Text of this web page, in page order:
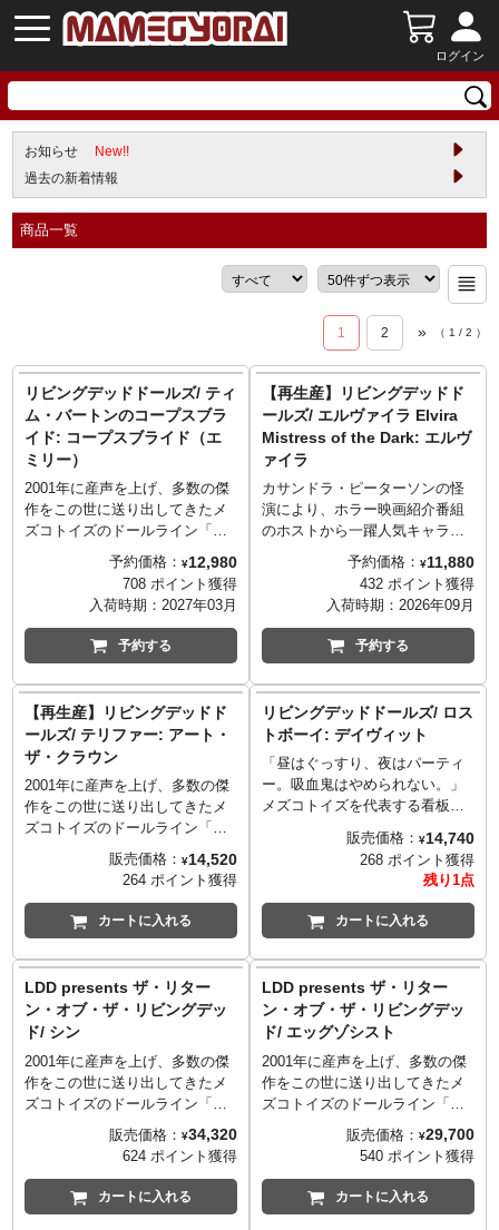
ログイン
お知らせ
New!!
過去の新着情報
商品一覧
1 2 » （ 1 / 2 ）
リビングデッドドールズ/ ティ
ム・バートンのコープスブラ
イド: コープスブライド（エ
ミリー）
2001年に産声を上げ、多数の傑
作をこの世に送り出してきたメ
ズコトイズのドールライン「リ
ビングデッドドールズ」シリー
ズが、ダークファンタジーの巨
匠ティム・バートンによりロシ
アの民話を基に描かれた2005年
の映画『ティム・バートンのコ
ープスブライド』のエミリーと
ェディングドレスから覗くあば
ら骨や白骨化した腕まで、LDD
フォーマットに落とし込みつつ
も見事に表現。その儚げな表情
も素敵です。
予約価格： ¥12,980
708 ポイント獲得
入荷時期： 2027年03月
予約する
【再生産】リビングデッドド
ールズ/ エルヴァイラ Elvira
Mistress of the Dark: エルヴ
ァイラ
カサンドラ・ピーターソンの怪
演により、ホラー映画紹介番組
のホストから一躍人気キャラク
ターとなった「エルヴァイ
ラ」。そのエルヴァイラのリビ
ングデッドドールズが再び！
1988年公開の映画『エルヴァイ
ラ Elvira, Mistress of the Dark』
でのエルヴァイラをLDDフォー
トが入ったドレス、トレードマ
ークのひとつでもある斬新なヘ
アスタイル、心までのぞき込ん
でくるような上目遣いと、妖艶
な姿に見事アレンジ！腰ベルト
には短剣を装備。映画に合わせ
たデザインとなるウィンドウパ
ッケージを採用しているので、
予約価格： ¥11,880
432 ポイント獲得
入荷時期： 2026年09月
予約する
【再生産】リビングデッドド
ールズ/ テリファー: アート・
ザ・クラウン
2001年に産声を上げ、多数の傑
作をこの世に送り出してきたメ
ズコトイズのドールライン「リ
ビングデッドドールズ」シリー
ズ。いまやホラーアイコンの一
人として名を連ねるようになっ
た『テリファー』のアート・
ザ・クラウンが再び登場！白黒
のピエロなコスチュームに身を
包み、邪悪な笑みを浮かべなが
ら対象を見つめるアート・ザ・
クラウンを全高約27センチのド
ール化。全5箇所が可動し、右手
に肉切り包丁を持たせることで
狂気な場面も演出可能！可愛い
スタイルで造形されながらも、
身がすくむような恐ろしさ。ク
ラウンの持つその魅力はLDDに
なっても健在です。
販売価格： ¥14,520
264 ポイント獲得
カートに入れる
リビングデッドドールズ/ ロス
トボーイ: デイヴィット
「昼はぐっすり、夜はパーティ
ー。吸血鬼はやめられない。」
メズコトイズを代表する看板シ
リーズのひとつ「リビングデッ
ドドールズ（LDD）」から、80
年代ロックやファッションなど
のカルチャーも取り入れ、未だ
カルト的人気を誇る1987年のテ
ィーンホラー作品『ロストボー
ー・サザーランドが演じたデイ
ヴィットが登場。お馴染みのラ
イダースジャケットにダスター
コートのブラック・オン・ブラ
ックのレイヤードスタイルはも
ちろん、髭を生やしたその表情
見事に落とし込んだアイテム。
販売価格： ¥14,740
268 ポイント獲得
残り1点
カートに入れる
LDD presents ザ・リター
ン・オブ・ザ・リビングデッ
ド/ シン
2001年に産声を上げ、多数の傑
作をこの世に送り出してきたメ
ズコトイズのドールライン「リ
ビングデッドドールズ」。最早
伝説とも言えるオリジナルライ
ンが、新たな次世代LDD「ザ・
リターン・オブ・ザ・リビング
デッド」となって復活。今回登
販売価格： ¥34,320
624 ポイント獲得
カートに入れる
LDD presents ザ・リター
ン・オブ・ザ・リビングデッ
ド/ エッグゾシスト
2001年に産声を上げ、多数の傑
作をこの世に送り出してきたメ
ズコトイズのドールライン「リ
ビングデッドドールズ」。充電
期間を経て、新たな次世代
LDD「ザ・リターン・オブ・
ザ・リビングデッド」がスター
トしました！復活第一弾として
販売価格： ¥29,700
540 ポイント獲得
カートに入れる